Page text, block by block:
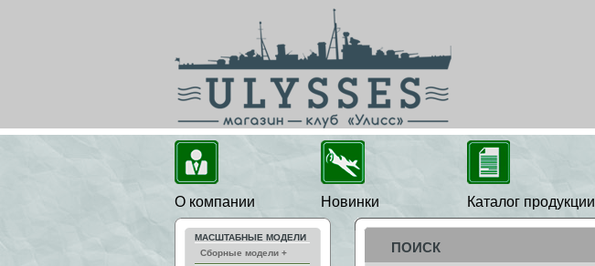
О компании Новинки Каталог продукции
МАСШТАБНЫЕ МОДЕЛИ
Сборные модели +
ПОИСК